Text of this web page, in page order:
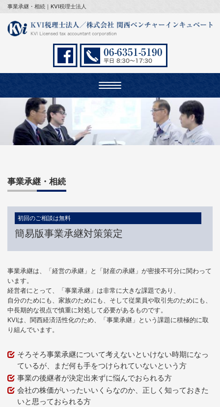
事業承継・相続｜KVI税理士法人
Toggle
navigation
事業承継・相続
初回のご相談は無料
簡易版事業承継対策策定
事業承継は、「経営の承継」と「財産の承継」が密接不可分に関わって
います。
経営者にとって、「事業承継」は非常に大きな課題であり、
自分のためにも、家族のためにも、そして従業員や取引先のためにも、
中長期的な視点で慎重に対処して必要があるものです。
KVIは、関西経済活性化のため、「事業承継」という課題に積極的に取
り組んでいます。
そろそろ事業承継について考えないといけない時期になっ
ているが、まだ何も手をつけられていないという方
事業の後継者が決定出来ずに悩んでおられる方
会社の株価がいったいいくらなのか、正しく知っておきた
いと思っておられる方